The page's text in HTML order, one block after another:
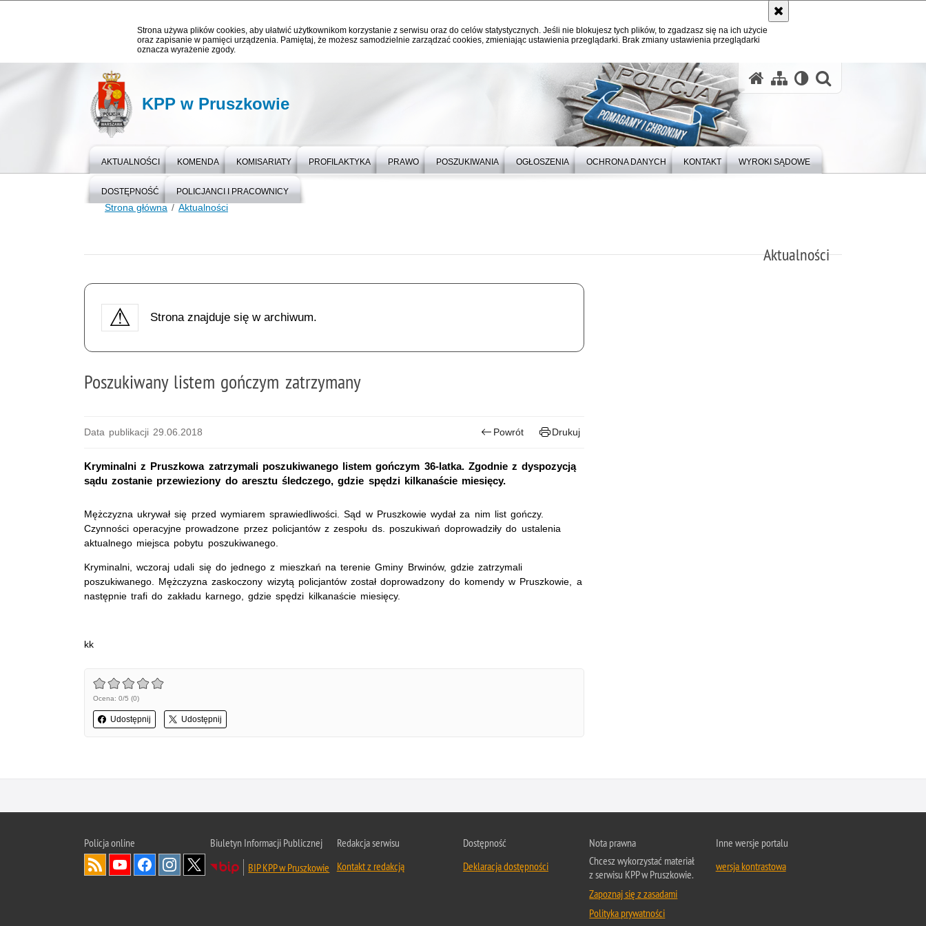
Strona używa plików cookies, aby ułatwić użytkownikom korzystanie z serwisu oraz do celów statystycznych. Jeśli nie blokujesz tych plików, to zgadzasz się na ich użycie
oraz zapisanie w pamięci urządzenia. Pamiętaj, że możesz samodzielnie zarządzać cookies, zmieniając ustawienia przeglądarki. Brak zmiany ustawienia przeglądarki
oznacza wyrażenie zgody.
KPP w Pruszkowie
AKTUALNOŚCI KOMENDA KOMISARIATY PROFILAKTYKA PRAWO POSZUKIWANIA OGŁOSZENIA OCHRONA DANYCH KONTAKT WYROKI SĄDOWE
DOSTĘPNOŚĆ POLICJANCI I PRACOWNICY
Strona główna Aktualności
Aktualności
Strona znajduje się w archiwum.
Poszukiwany listem gończym zatrzymany
Data publikacji 29.06.2018 Powrót Drukuj
Kryminalni z Pruszkowa zatrzymali poszukiwanego listem gończym 36-latka. Zgodnie z dyspozycją
sądu zostanie przewieziony do aresztu śledczego, gdzie spędzi kilkanaście miesięcy.
Mężczyzna ukrywał się przed wymiarem sprawiedliwości. Sąd w Pruszkowie wydał za nim list gończy.
Czynności operacyjne prowadzone przez policjantów z zespołu ds. poszukiwań doprowadziły do ustalenia
aktualnego miejsca pobytu poszukiwanego.
Kryminalni, wczoraj udali się do jednego z mieszkań na terenie Gminy Brwinów, gdzie zatrzymali
poszukiwanego. Mężczyzna zaskoczony wizytą policjantów został doprowadzony do komendy w Pruszkowie, a
następnie trafi do zakładu karnego, gdzie spędzi kilkanaście miesięcy.
kk
Ocena: 0/5 (0)
Udostępnij Udostępnij
Policja online
Biuletyn Informacji Publicznej
BIP KPP w Pruszkowie
Redakcja serwisu
Kontakt z redakcją
Dostępność
Deklaracja dostępności
Nota prawna
Chcesz wykorzystać materiał
z serwisu KPP w Pruszkowie.
Zapoznaj się z zasadami
Polityka prywatności
Inne wersje portalu
wersja kontrastowa